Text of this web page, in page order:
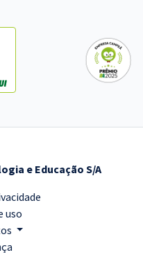
e Educação S/A
uso